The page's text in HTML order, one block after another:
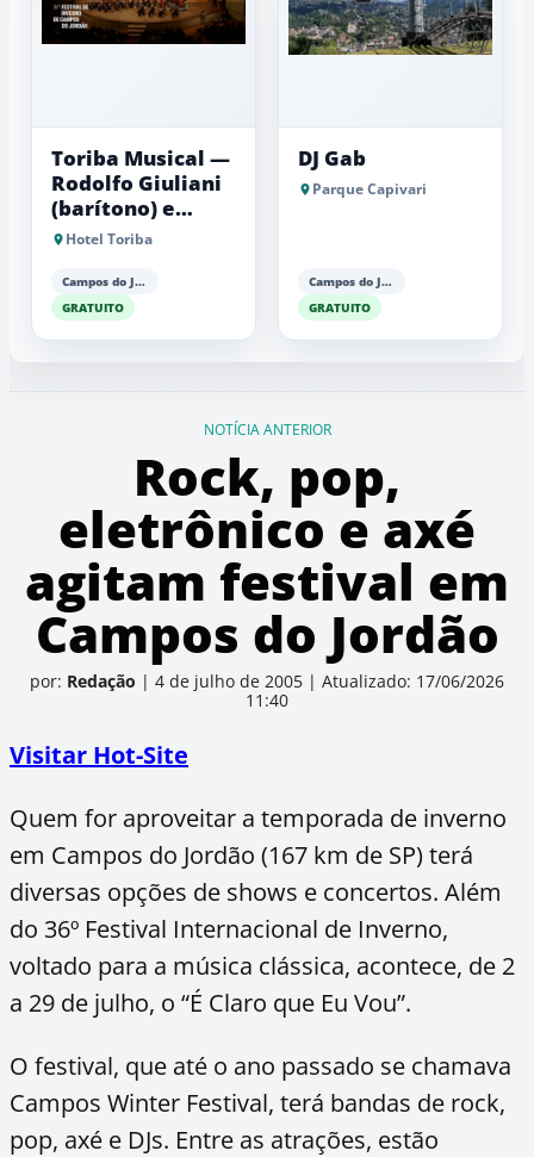
Toriba Musical —
Rodolfo Giuliani
(barítono) e
Antonio Luiz
Hotel Toriba
Campos do Jordão
GRATUITO
DJ Gab
Parque Capivari
Campos do Jordão
GRATUITO
NOTÍCIA ANTERIOR
Rock, pop,
eletrônico e axé
agitam festival em
Campos do Jordão
por: Redação | 4 de julho de 2005 | Atualizado: 17/06/2026
11:40
Visitar Hot-Site
Quem for aproveitar a temporada de inverno
em Campos do Jordão (167 km de SP) terá
diversas opções de shows e concertos. Além
do 36º Festival Internacional de Inverno,
voltado para a música clássica, acontece, de 2
a 29 de julho, o “É Claro que Eu Vou”.
O festival, que até o ano passado se chamava
Campos Winter Festival, terá bandas de rock,
pop, axé e DJs. Entre as atrações, estão